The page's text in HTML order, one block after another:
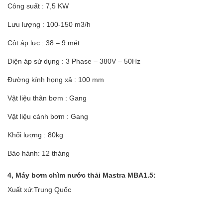
Công suất : 7,5 KW
Lưu lượng : 100-150 m3/h
Cột áp lực : 38 – 9 mét
Điện áp sử dụng : 3 Phase – 380V – 50Hz
Đường kính họng xả : 100 mm
Vật liệu thân bơm : Gang
Vật liệu cánh bơm : Gang
Khối lượng : 80kg
Bảo hành: 12 tháng
4, Máy bơm chìm nước thải Mastra MBA1.5:
Xuất xứ:Trung Quốc